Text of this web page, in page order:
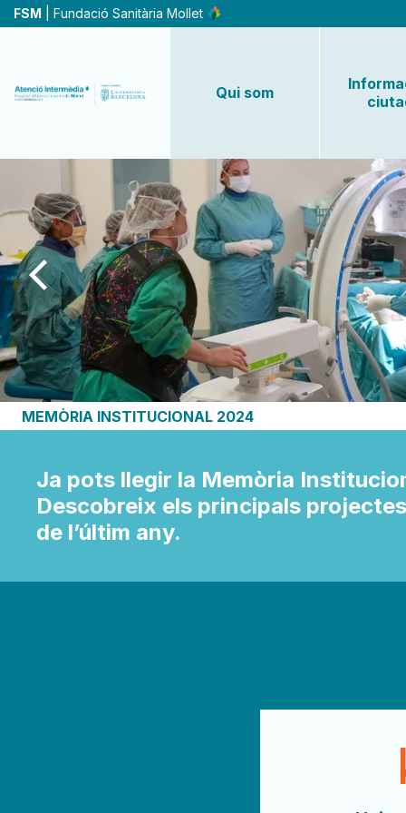
Vés
al
FSM | Fundació Sanitària Mollet
Qui som
MEMÒRIA INSTITUCIONAL 2024
Ja pots llegir la Memòria
Descobreix els principals
de l’últim any.